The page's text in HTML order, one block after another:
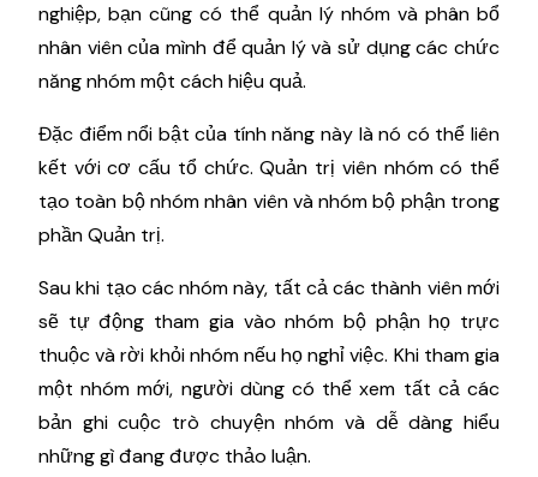
nghiệp, bạn cũng có thể quản lý nhóm và phân bổ
nhân viên của mình để quản lý và sử dụng các chức
năng nhóm một cách hiệu quả.
Đặc điểm nổi bật của tính năng này là nó có thể liên
kết với cơ cấu tổ chức. Quản trị viên nhóm có thể
tạo toàn bộ nhóm nhân viên và nhóm bộ phận trong
phần Quản trị.
Sau khi tạo các nhóm này, tất cả các thành viên mới
sẽ tự động tham gia vào nhóm bộ phận họ trực
thuộc và rời khỏi nhóm nếu họ nghỉ việc. Khi tham gia
một nhóm mới, người dùng có thể xem tất cả các
bản ghi cuộc trò chuyện nhóm và dễ dàng hiểu
những gì đang được thảo luận.